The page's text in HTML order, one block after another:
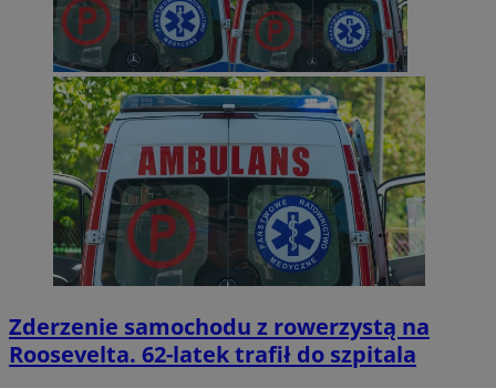
Zderzenie samochodu z rowerzystą na
Roosevelta. 62-latek trafił do szpitala